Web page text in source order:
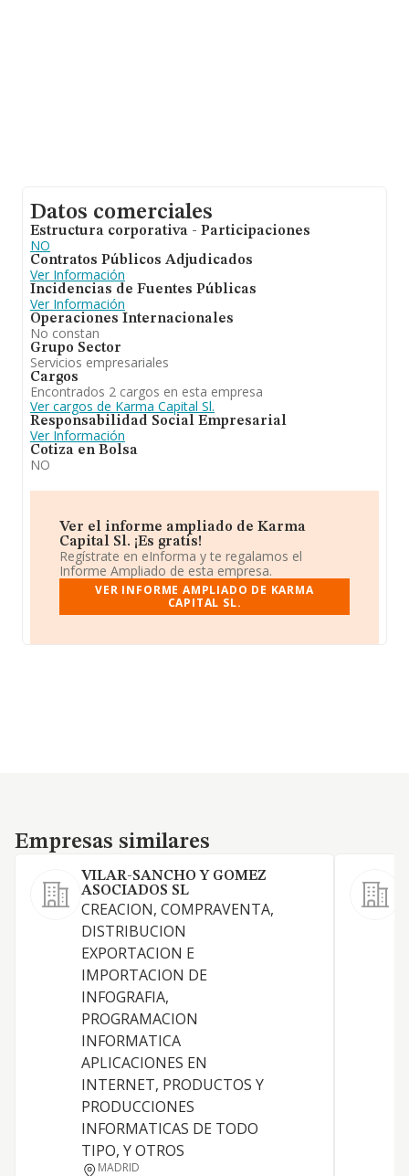
Datos comerciales
Estructura corporativa - Participaciones
NO
Contratos Públicos Adjudicados
Ver Información
Incidencias de Fuentes Públicas
Ver Información
Operaciones Internacionales
No constan
Grupo Sector
Servicios empresariales
Cargos
Encontrados 2 cargos en esta empresa
Ver cargos de Karma Capital Sl.
Responsabilidad Social Empresarial
Ver Información
Cotiza en Bolsa
NO
Ver el informe ampliado de Karma
Capital Sl. ¡Es gratis!
Regístrate en eInforma y te regalamos el
Informe Ampliado de esta empresa.
VER INFORME AMPLIADO DE KARMA
CAPITAL SL.
Empresas similares
Empresas similares
VILAR-SANCHO Y GOMEZ
ASOCIADOS SL
CREACION, COMPRAVENTA,
DISTRIBUCION
EXPORTACION E
IMPORTACION DE
INFOGRAFIA,
PROGRAMACION
INFORMATICA
APLICACIONES EN
INTERNET, PRODUCTOS Y
PRODUCCIONES
INFORMATICAS DE TODO
TIPO, Y OTROS
MADRID